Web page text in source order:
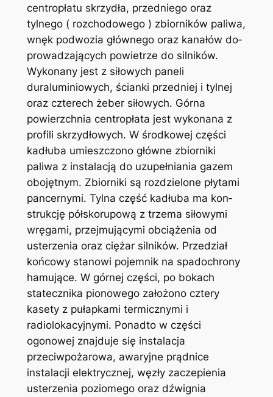
centropłatu skrzydła, przed­niego oraz
tylnego ( rozchodowe­go ) zbiorników paliwa,
wnęk pod­wozia głównego oraz kanałów do­
prowadzających powietrze do sil­ników.
Wykona­ny jest z siłowych paneli
duraluminiowych, ścianki przedniej i tylnej
oraz czterech żeber siłowych. Gór­na
powierzchnia centropłata jest wykonana z
profili skrzydłowych. W środkowej części
kadłuba umieszczono główne zbiorniki
paliwa z instalacją do uzupełniania gazem
obojętnym. Zbiorniki są rozdzielone płytami
pancernymi. Tylna część kadłuba ma kon­
strukcję półskorupową z trzema siłowymi
wręgami, przejmującymi obciążenia od
usterzenia oraz cię­żar silników. Przedział
końcowy stanowi pojemnik na spadochrony
hamujące. W górnej części, po bo­kach
statecznika pionowego zało­żono cztery
kasety z pułapkami termicznymi i
radiolokacyjnymi. Ponadto w części
ogonowej znaj­duje się instalacja
przeciwpożaro­wa, awaryjne prądnice
instalacji elektrycznej, węzły zaczepienia
usterzenia poziomego oraz dźwig­nia